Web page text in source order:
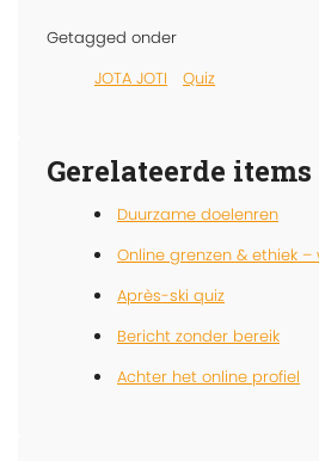
Getagged onder
JOTA JOTI
Quiz
Gerelateerde
Duurzame doelenren
Online grenzen & ethiek
Après-ski quiz
Bericht zonder bereik
Achter het online profiel